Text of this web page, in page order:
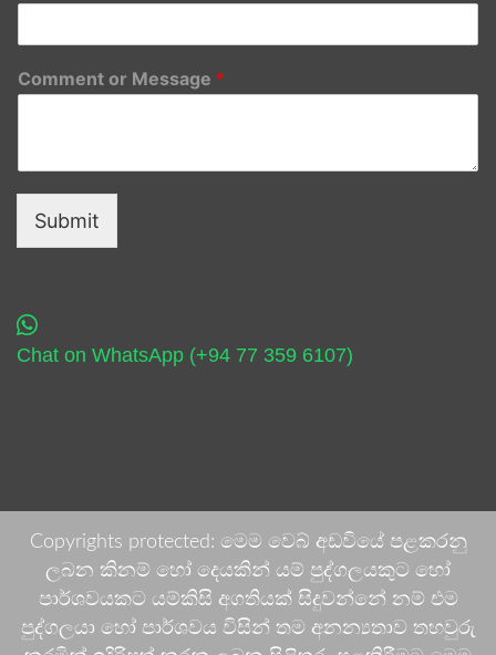
Comment or Message *
Submit
Chat on WhatsApp (+94 77 359 6107)
Copyrights protected: මෙම වෙබ් අඩවියේ පළකරනු
ලබන කිනම් හෝ දෙයකින් යම් පුද්ගලයකුට හෝ
පාර්ශවයකට යම්කිසි අගතියක් සිදුවන්නේ නම් එම
පුද්ගලයා හෝ පාර්ශවය විසින් තම අනන්‍යතාව තහවුරු